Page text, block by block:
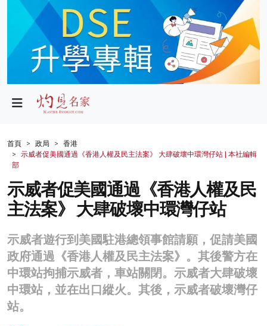
政局
財經
生活
健康
商業
科技
影片
名家榜
灼見活動
首頁 政局
香港
示威者促美國通過《香港人權及民主法案》 大肆破壞中環灣仔站 | 本社編輯
部
示威者促美國通過《香港人權及民
主法案》 大肆破壞中環灣仔站
示威者遊行到美國駐港總領事館請願，促請美國
政府通過《香港人權及民主法案》。其後警方在
中環站拘捕示威者，車站關閉。示威者大肆破壞
中環站，並在出口縱火。其後，示威者破壞灣仔
站。